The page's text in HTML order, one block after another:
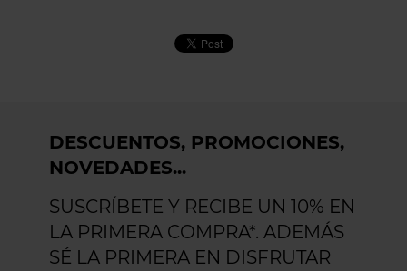
DESCUENTOS, PROMOCIONES,
NOVEDADES...
SUSCRÍBETE Y RECIBE UN 10% EN
LA PRIMERA COMPRA*. ADEMÁS
SÉ LA PRIMERA EN DISFRUTAR